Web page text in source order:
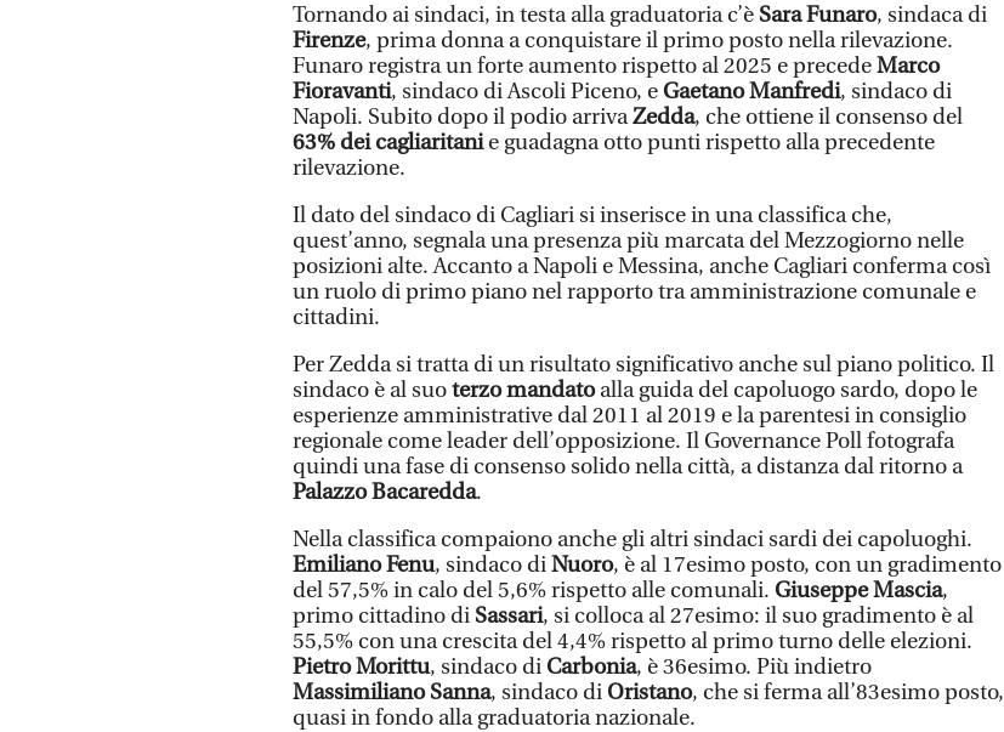
Tornando ai sindaci, in testa alla graduatoria c’è Sara Funaro, sindaca di
Firenze, prima donna a conquistare il primo posto nella rilevazione.
Funaro registra un forte aumento rispetto al 2025 e precedeMarco
Fioravanti, sindaco di Ascoli Piceno, eGaetano Manfredi, sindaco di
Napoli. Subito dopo il podio arrivaZedda, che ottiene il consenso del
63% dei cagliaritanie guadagna otto punti rispetto alla precedente
rilevazione.
Il dato del sindaco di Cagliari si inserisce in una classifica che,
quest’anno, segnala una presenza più marcata del Mezzogiorno nelle
posizioni alte. Accanto a Napoli e Messina, anche Cagliari conferma così
un ruolo di primo piano nel rapporto tra amministrazione comunale e
cittadini.
Per Zedda si tratta di un risultato significativo anche sul piano politico. Il
sindaco è al suoterzo mandatoalla guida del capoluogo sardo, dopo le
esperienze amministrative dal 2011 al 2019 e la parentesi in consiglio
regionale come leader dell’opposizione. Il Governance Poll fotografa
quindi una fase di consenso solido nella città, a distanza dal ritorno a
Palazzo Bacaredda.
Nella classifica compaiono anche gli altri sindaci sardi dei capoluoghi.
Emiliano Fenu, sindaco diNuoro, è al 17esimo posto, con un gradimento
del 57,5% in calo del 5,6% rispetto alle comunali. Giuseppe Mascia,
primo cittadino di Sassari, si colloca al 27esimo: il suo gradimento è al
55,5% con una crescita del 4,4% rispetto al primo turno delle elezioni.
Pietro Morittu, sindaco di Carbonia, è 36esimo. Più indietro
Massimiliano Sanna, sindaco di Oristano, che si ferma all’83esimo posto,
quasi in fondo alla graduatoria nazionale.